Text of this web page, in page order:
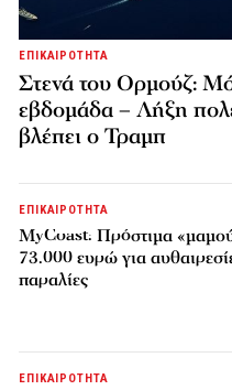
ΕΠΙΚΑΙΡΟΤΗΤΑ
Στενά του Ορμούζ:
εβδομάδα – Λήξη
βλέπει ο Τραμπ
ΕΠΙΚΑΙΡΟΤΗΤΑ
MyCoast: Πρόστιμα
73.000 ευρώ για
παραλίες
ΕΠΙΚΑΙΡΟΤΗΤΑ